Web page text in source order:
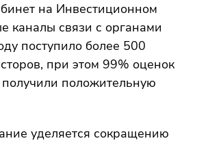
на Инвестиционном
каналы связи с органами
поступило более 500
при этом 99% оценок
получили положительную
уделяется сокращению